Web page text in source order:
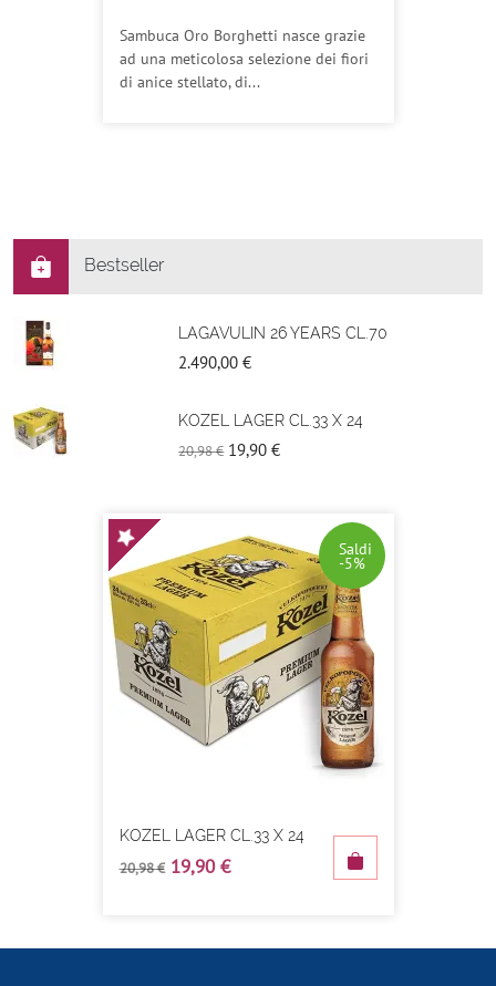
Sambuca Oro Borghetti nasce grazie
ad una meticolosa selezione dei fiori
di anice stellato, di...
Bestseller
LAGAVULIN 26 YEARS CL.70
2.490,00 €
KOZEL LAGER CL.33 X 24
20,98 €19,90 €
Saldi
-5%
KOZEL LAGER CL.33 X 24
20,98 €19,90 €